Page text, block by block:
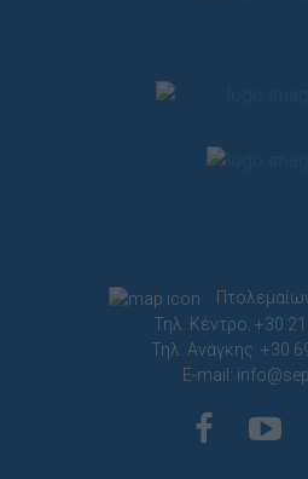
Τηλ. Κέντρο: +30
Τηλ. Ανάγκης: +30
E-mail: